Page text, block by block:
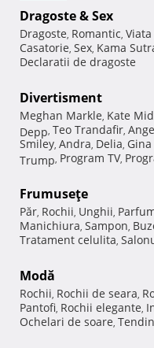
Dragoste & Sex
Dragoste, Romantic,
Casatorie, Sex, Kama
Declaratii de dragoste
Divertisment
Meghan Markle, Kate
Depp, Teo Trandafir,
Smiley, Andra, Delia,
Trump, Program TV,
Frumuseţe
Păr, Rochii, Unghii,
Manichiura, Sampon,
Tratament celulita,
Modă
Rochii, Rochii de seara,
Pantofi, Rochii elegante,
Ochelari de soare,